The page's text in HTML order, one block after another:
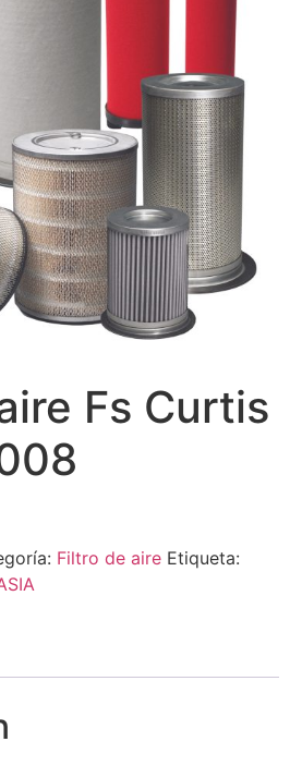
Fs Curtis
Filtro de aire Etiqueta: